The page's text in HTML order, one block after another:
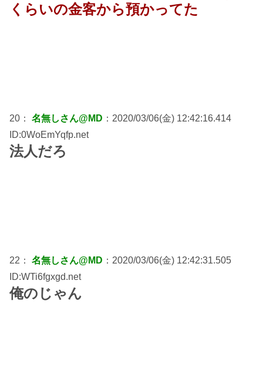
くらいの金客から預かってた
20： 名無しさん@MD ：2020/03/06(金) 12:42:16.414
ID:0WoEmYqfp.net
法人だろ
22： 名無しさん@MD ：2020/03/06(金) 12:42:31.505
ID:WTi6fgxgd.net
俺のじゃん